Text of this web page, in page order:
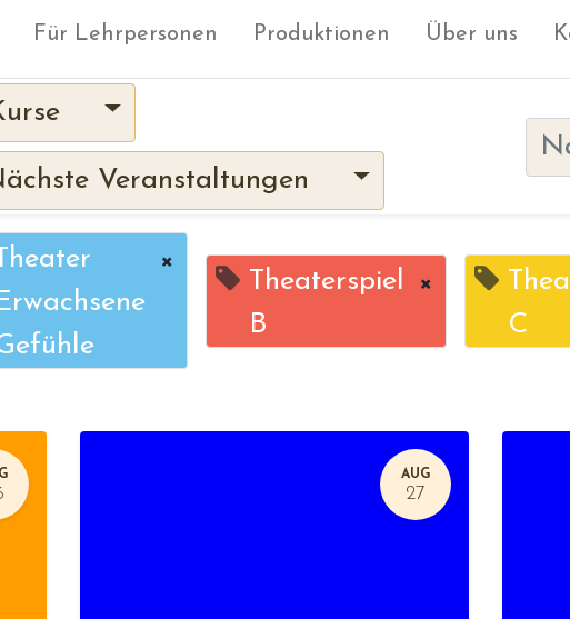
Für Lehrpersonen Produktionen Über uns
Veranstaltungen
Theater
×
Theaterspiel
B
×
C
AUG
27